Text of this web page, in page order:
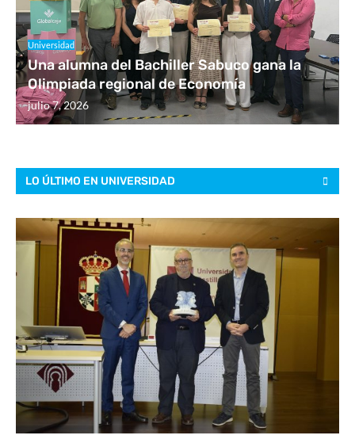
Universidad
Una alumna del Bachiller Sabuco gana la
Olimpiada regional de Economía
julio 7, 2026
LO ÚLTIMO EN UNIVERSIDAD